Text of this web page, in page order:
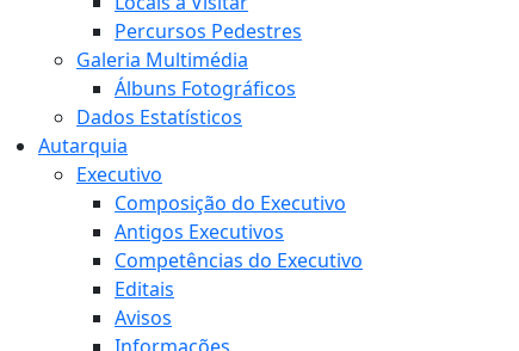
Percursos Pedestres
Galeria Multimédia
Álbuns Fotográficos
Dados Estatísticos
Autarquia
Executivo
Composição do Executivo
Antigos Executivos
Competências do Executivo
Editais
Avisos